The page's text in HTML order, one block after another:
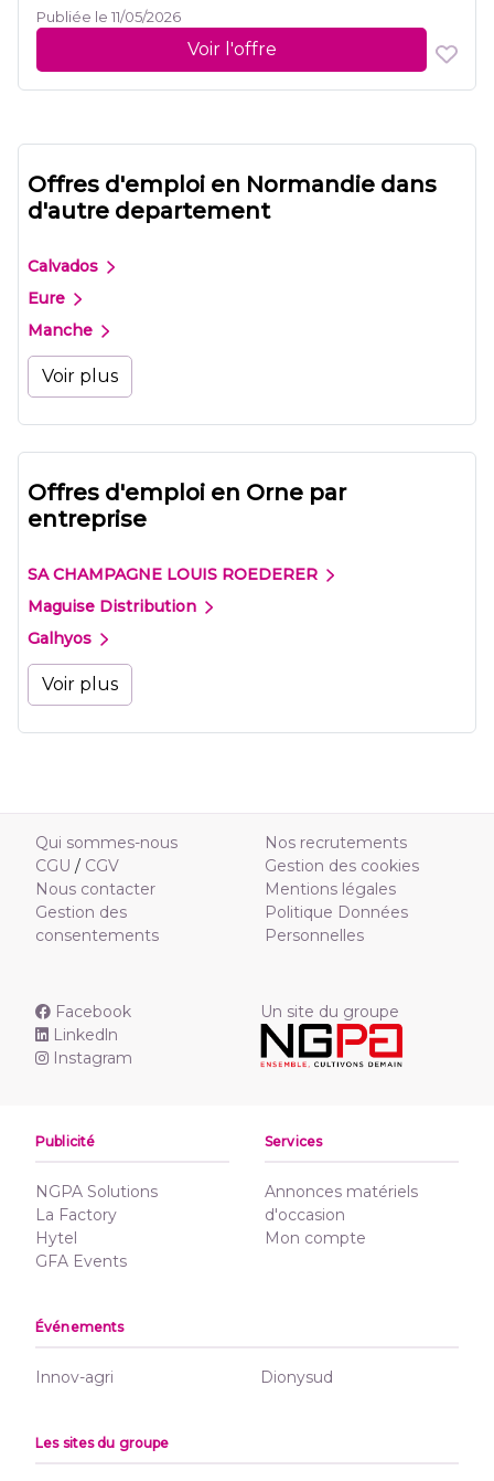
Publiée le 11/05/2026
Voir l'offre
Offres d'emploi en Normandie dans
d'autre departement
Calvados
Eure
Manche
Voir plus
Offres d'emploi en Orne par
entreprise
SA CHAMPAGNE LOUIS ROEDERER
Maguise Distribution
Galhyos
Voir plus
Qui sommes-nous
CGU / CGV
Nous contacter
Gestion des
consentements
Nos recrutements
Gestion des cookies
Mentions légales
Politique Données
Personnelles
Facebook
Linkedln
Instagram
Un site du groupe
Publicité
NGPA Solutions
La Factory
Hytel
GFA Events
Services
Annonces matériels
d'occasion
Mon compte
Événements
Innov-agri Dionysud
Les sites du groupe